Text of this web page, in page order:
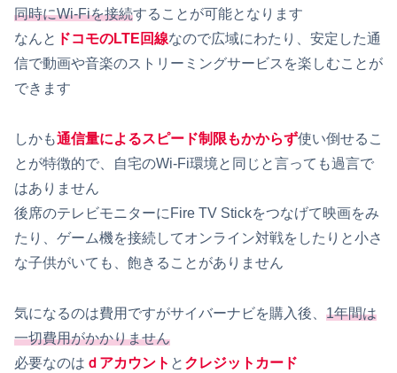
同時にWi-Fiを接続することが可能となります
なんと ドコモのLTE回線なので広域にわたり、安定した通
信で動画や音楽のストリーミングサービスを楽しむことが
できます
しかも通信量によるスピード制限もかからず使い倒せるこ
とが特徴的で、自宅のWi-Fi環境と同じと言っても過言で
はありません
後席のテレビモニターにFire TV Stickをつなげて映画をみ
たり、ゲーム機を接続してオンライン対戦をしたりと小さ
な子供がいても、飽きることがありません
気になるのは費用ですがサイバーナビを購入後、 1年間は
一切費用がかかりません
必要なのは ｄアカウント と クレジットカード